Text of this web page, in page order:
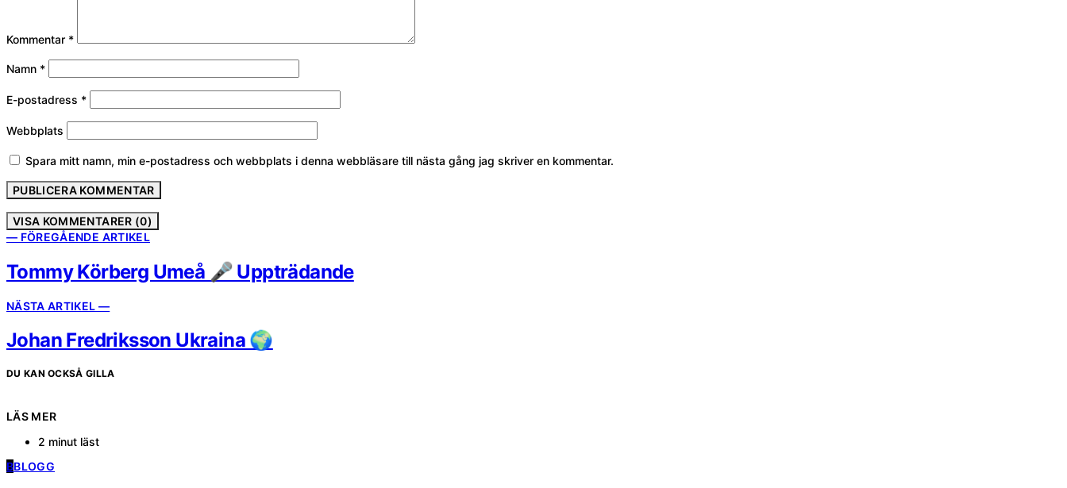
Kommentar *
Namn *
E-postadress *
Webbplats
Spara mitt namn, min e-postadress och webbplats i denna webbläsare till nästa gång jag skriver en kommentar.
VISA KOMMENTARER (0)
— FÖREGÅENDE ARTIKEL
Tommy Körberg Umeå 🎤 Uppträdande
NÄSTA ARTIKEL —
Johan Fredriksson Ukraina 🌍
DU KAN OCKSÅ GILLA
LÄS MER
2 minut läst
BBLOGG